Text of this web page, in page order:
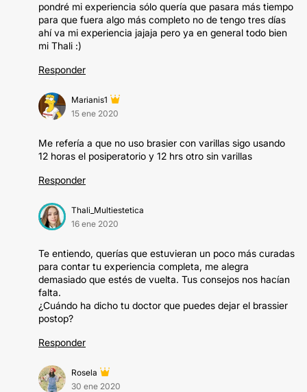
pondré mi experiencia sólo quería que pasara más tiempo
para que fuera algo más completo no de tengo tres días
ahí va mi experiencia jajaja pero ya en general todo bien
mi Thali :)
Responder
Marianis1
15 ene 2020
Me refería a que no uso brasier con varillas sigo usando
12 horas el posiperatorio y 12 hrs otro sin varillas
Responder
Thali_Multiestetica
16 ene 2020
Te entiendo, querías que estuvieran un poco más curadas
para contar tu experiencia completa, me alegra
demasiado que estés de vuelta. Tus consejos nos hacían
falta.
¿Cuándo ha dicho tu doctor que puedes dejar el brassier
postop?
Responder
Rosela
30 ene 2020